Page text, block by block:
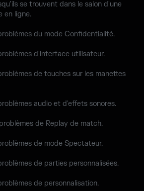
se trouvent dans le salon d'une
en ligne.
du mode Confidentialité.
d'interface utilisateur.
de touches sur les manettes
audio et d'effets sonores.
de Replay de match.
de mode Spectateur.
de parties personnalisées.
de personnalisation.